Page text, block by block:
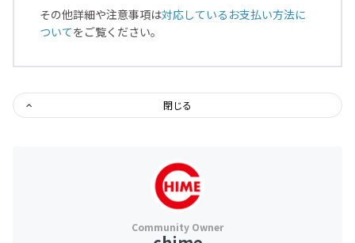
その他詳細や注意事項は対応しているお支払い方法に
ついてをご覧ください。
閉じる